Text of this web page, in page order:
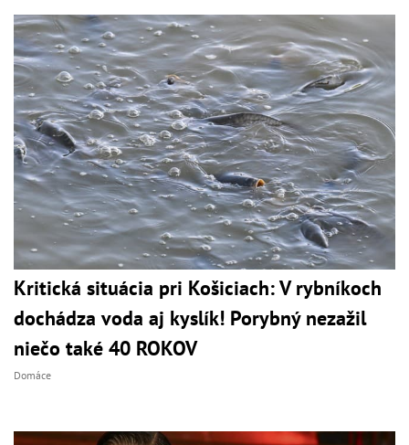
Kritická situácia pri Košiciach: V rybníkoch
dochádza voda aj kyslík! Porybný nezažil
niečo také 40 ROKOV
Domáce